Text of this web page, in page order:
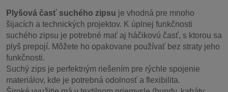
Plyšová časť suchého zipsu je vhodná pre mnoho
šijacích a technických projektov. K úplnej funkčnosti
suchého zipsu je potrebné mať aj háčikovú časť, s ktorou sa
plyš prepojí. Môžete ho opakovane používať bez straty jeho
funkčnosti.
Suchý zips je perfektným riešením pre rýchle spojenie
materiálov, kde je potrebná odolnosť a flexibilita.